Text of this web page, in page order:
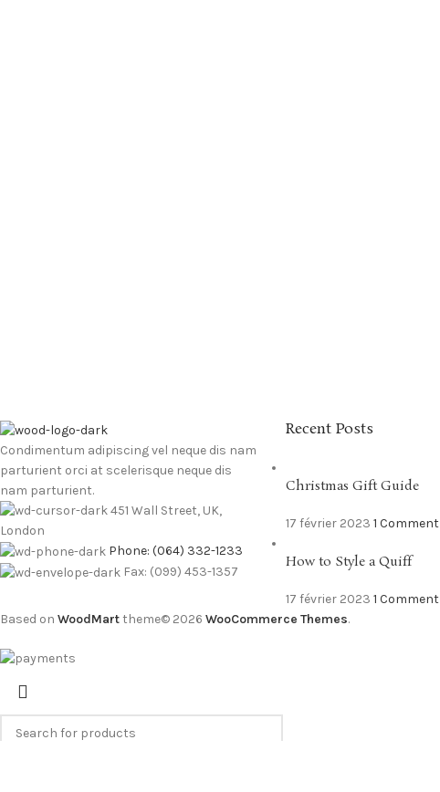
Condimentum adipiscing vel neque dis nam
parturient orci at scelerisque neque dis
nam parturient.
451 Wall Street, UK,
London
Phone: (064) 332-1233
Fax: (099) 453-1357
Recent Posts
Christmas Gift Guide
17 février 2023 1 Comment
How to Style a Quiff
17 février 2023 1 Comment
Based on WoodMarttheme© 2026 WooCommerce Themes.